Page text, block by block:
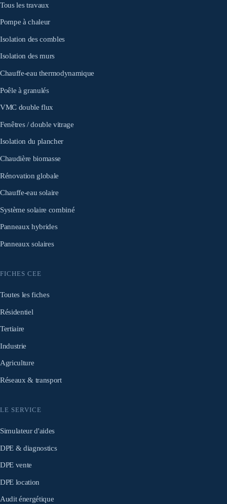
Tous les travaux
Pompe à chaleur
Isolation des combles
Isolation des murs
Chauffe-eau thermodynamique
Poêle à granulés
VMC double flux
Fenêtres / double vitrage
Isolation du plancher
Chaudière biomasse
Rénovation globale
Chauffe-eau solaire
Système solaire combiné
Panneaux hybrides
Panneaux solaires
FICHES CEE
Toutes les fiches
Résidentiel
Tertiaire
Industrie
Agriculture
Réseaux & transport
LE SERVICE
Simulateur d'aides
DPE & diagnostics
DPE vente
DPE location
Audit énergétique